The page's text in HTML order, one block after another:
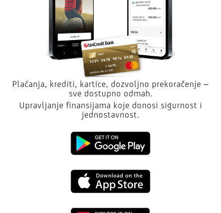
Plaćanja, krediti, kartice, dozvoljno prekoračenje –
sve dostupno odmah.
Upravljanje finansijama koje donosi sigurnost i
jednostavnost.
Kliknite
preuzmete
Kliknite